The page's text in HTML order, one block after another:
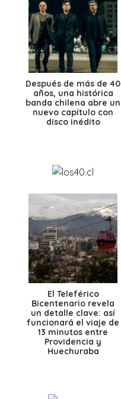
Después de más de 40
años, una histórica
banda chilena abre un
nuevo capítulo con
disco inédito
El Teleférico
Bicentenario revela
un detalle clave: así
funcionará el viaje de
13 minutos entre
Providencia y
Huechuraba